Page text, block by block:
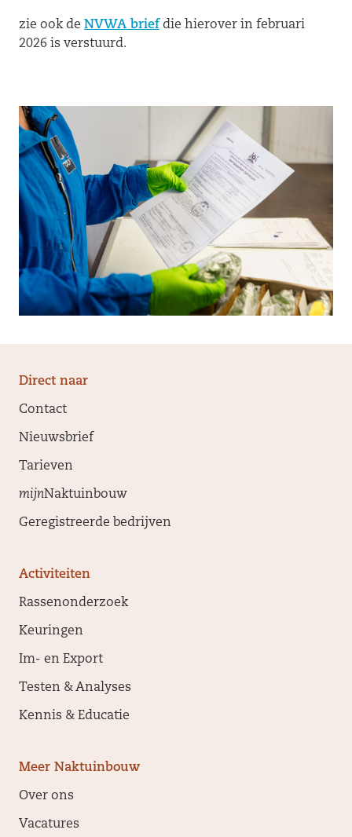
zie ook de NVWA brief die hierover in februari
2026 is verstuurd.
Direct naar
Contact
Nieuwsbrief
Tarieven
mijnNaktuinbouw
Geregistreerde bedrijven
Activiteiten
Rassenonderzoek
Keuringen
Im- en Export
Testen & Analyses
Kennis & Educatie
Meer Naktuinbouw
Over ons
Vacatures